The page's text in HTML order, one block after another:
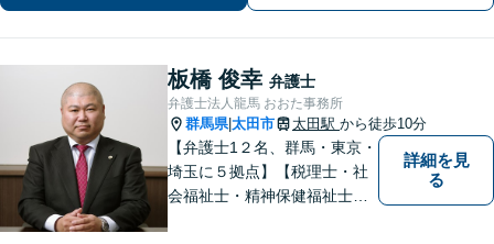
料】まずは心のうちをお聞かせくださ
板橋 俊幸 弁護士
弁護士法人龍馬 おおた事務所
群馬県|太田市 太田駅 から徒歩10分
【弁護士1２名、群馬・東京・
埼玉に５拠点】【税理士・社
会福祉士・精神保健福祉士が
詳細を見
る